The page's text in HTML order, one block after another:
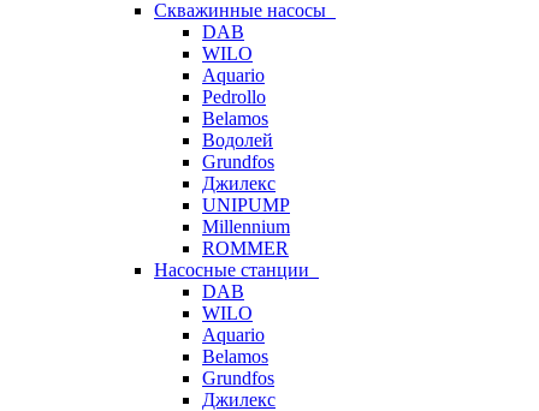
Скважинные насосы
DAB
WILO
Aquario
Pedrollo
Belamos
Водолей
Grundfos
Джилекс
UNIPUMP
Millennium
ROMMER
Насосные станции
DAB
WILO
Aquario
Belamos
Grundfos
Джилекс